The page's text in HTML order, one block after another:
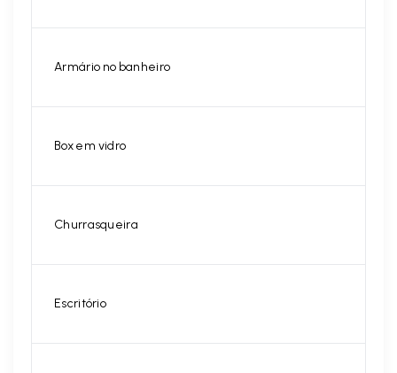
Armário no banheiro
Box em vidro
Churrasqueira
Escritório